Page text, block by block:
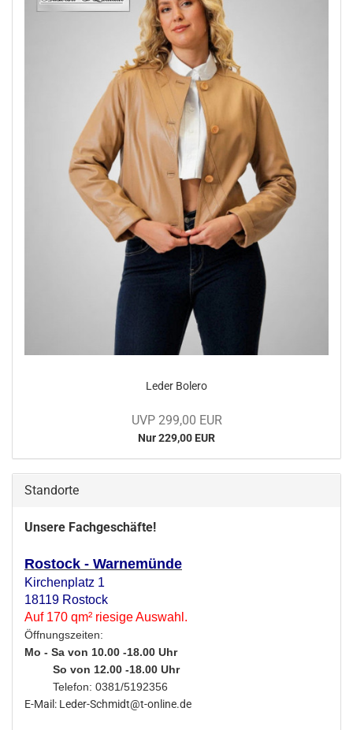
Leder Bo­le­ro
UVP 299,00 EUR
Nur 229,00 EUR
Standorte
Unsere Fachgeschäfte!
Rostock - Warnemünde
Kirchenplatz 1
18119 Rostock
Auf 170 qm² riesige Auswahl.
Öffnungszeiten:
Mo - Sa von 10.00 -18.00 Uhr
So von 12.00 -18.00 Uhr
Telefon: 0381/5192356
E-Mail: Leder-Schmidt@t-online.de